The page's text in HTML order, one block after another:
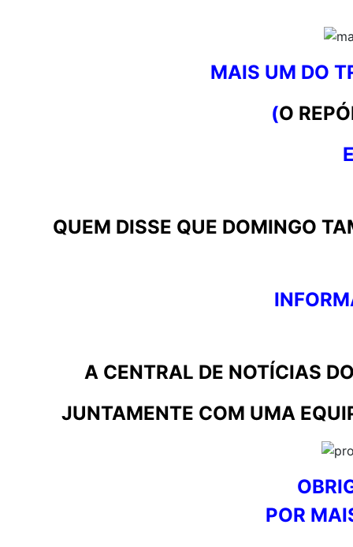
MAIS UM DO
(O
QUEM DISSE QUE DOMINGO
A CENTRAL DE NOTÍCIAS
JUNTAMENTE COM UMA
POR